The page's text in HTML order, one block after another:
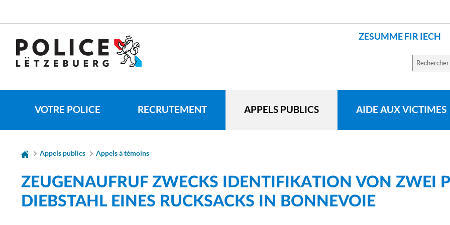
navigation
ZESUMME FIR IECH
DE
LANGUE
VOTRE POLICE RECRUTEMENT APPELS PUBLICS AIDE AUX VICTIMES
sur
site
Appels publics Appels à témoins
ZEUGENAUFRUF ZWECKS IDENTIFIKATION VON ZWEI
DIEBSTAHL EINES RUCKSACKS IN BONNEVOIE